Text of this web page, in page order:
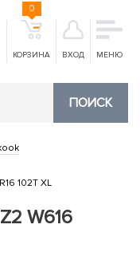
КОРЗИНА
0
ВХОД МЕНЮ
ПОИСК
102T XL
W616